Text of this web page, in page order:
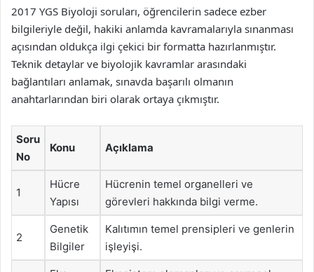
2017 YGS Biyoloji soruları, öğrencilerin sadece ezber
bilgileriyle değil, hakiki anlamda kavramalarıyla sınanması
açısından oldukça ilgi çekici bir formatta hazırlanmıştır.
Teknik detaylar ve biyolojik kavramlar arasındaki
bağlantıları anlamak, sınavda başarılı olmanın
anahtarlarından biri olarak ortaya çıkmıştır.
Soru
No
Konu Açıklama
1
Hücre
Yapısı
Hücrenin temel organelleri ve
görevleri hakkında bilgi verme.
2
Genetik
Bilgiler
Kalıtımın temel prensipleri ve genlerin
işleyişi.